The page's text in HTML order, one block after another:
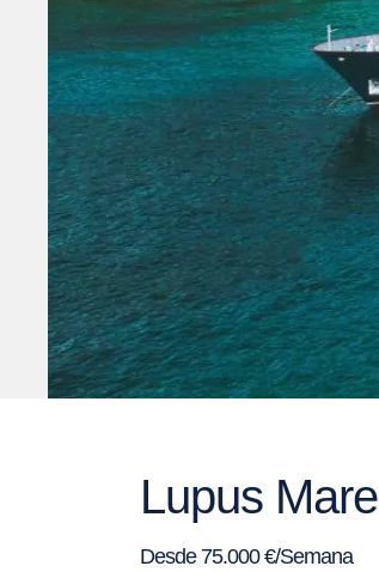
Lupus Mare
Desde 75.000 €/Semana